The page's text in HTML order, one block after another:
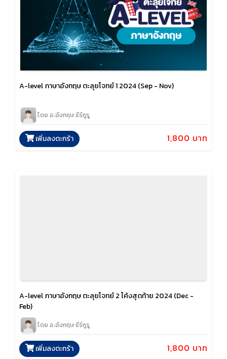
A-level ภาษาอังกฤษ ตะลุยโจทย์ 1 2024 (Sep - Nov)
โดย อ.อังกฤษ ธีร์กูรู
1,800 บาท
เพิ่มลงตะกร้า
A-level ภาษาอังกฤษ ตะลุยโจทย์ 2 โค้งสุดท้าย 2024 (Dec -
Feb)
โดย อ.อังกฤษ ธีร์กูรู
1,800 บาท
เพิ่มลงตะกร้า